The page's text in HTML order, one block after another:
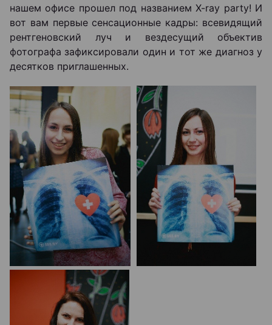
нашем офисе прошел под названием X-ray party! И
вот вам первые сенсационные кадры: всевидящий
рентгеновский луч и вездесущий объектив
фотографа зафиксировали один и тот же диагноз у
десятков приглашенных.